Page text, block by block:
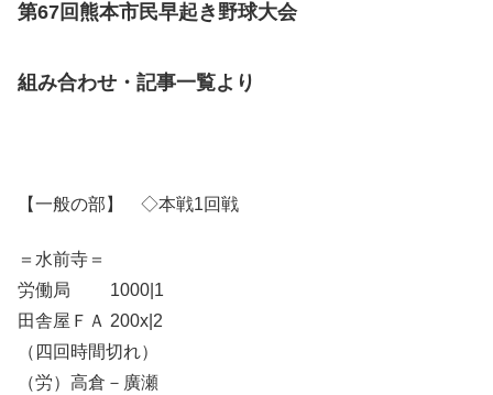
第67回熊本市民早起き野球大会
組み合わせ・記事一覧より
【一般の部】 ◇本戦1回戦
＝水前寺＝
労働局 1000|1
田舎屋ＦＡ 200x|2
（四回時間切れ）
（労）高倉－廣瀬